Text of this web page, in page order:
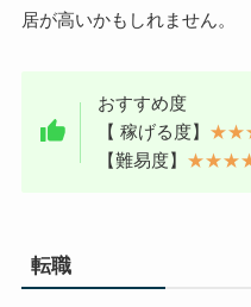
居が高いかもしれません。
おすすめ度
【 稼げる度】
【難易度】
転職